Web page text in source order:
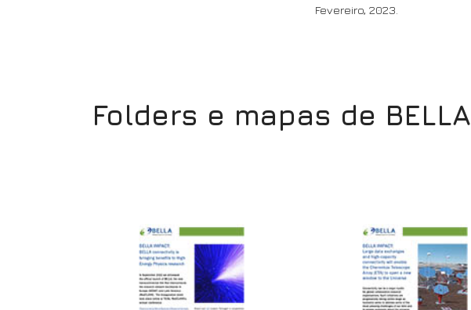
Fevereiro, 2023.
Folders e mapas de BELLA